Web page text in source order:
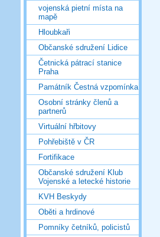
vojenská pietní místa na
mapě
Hloubkaři
Občanské sdružení Lidice
Četnická pátrací stanice
Praha
Památník Čestná vzpomínka
Osobní stránky členů a
partnerů
Virtuální hřbitovy
Pohřebiště v ČR
Fortifikace
Občanské sdružení Klub
Vojenské a letecké historie
KVH Beskydy
Oběti a hrdinové
Pomníky četníků, policistů